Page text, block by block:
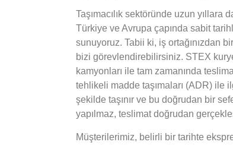
Taşımacılık sektöründe uzun
Türkiye ve Avrupa çapında sabit
sunuyoruz. Tabii ki, iş ortağınızdan
bizi görevlendirebilirsiniz. STEX
kamyonları ile tam zamanında
tehlikeli madde taşımaları (ADR)
şekilde taşınır ve bu doğrudan bir
yapılmaz, teslimat doğrudan
Müşterilerimiz, belirli bir tarihte